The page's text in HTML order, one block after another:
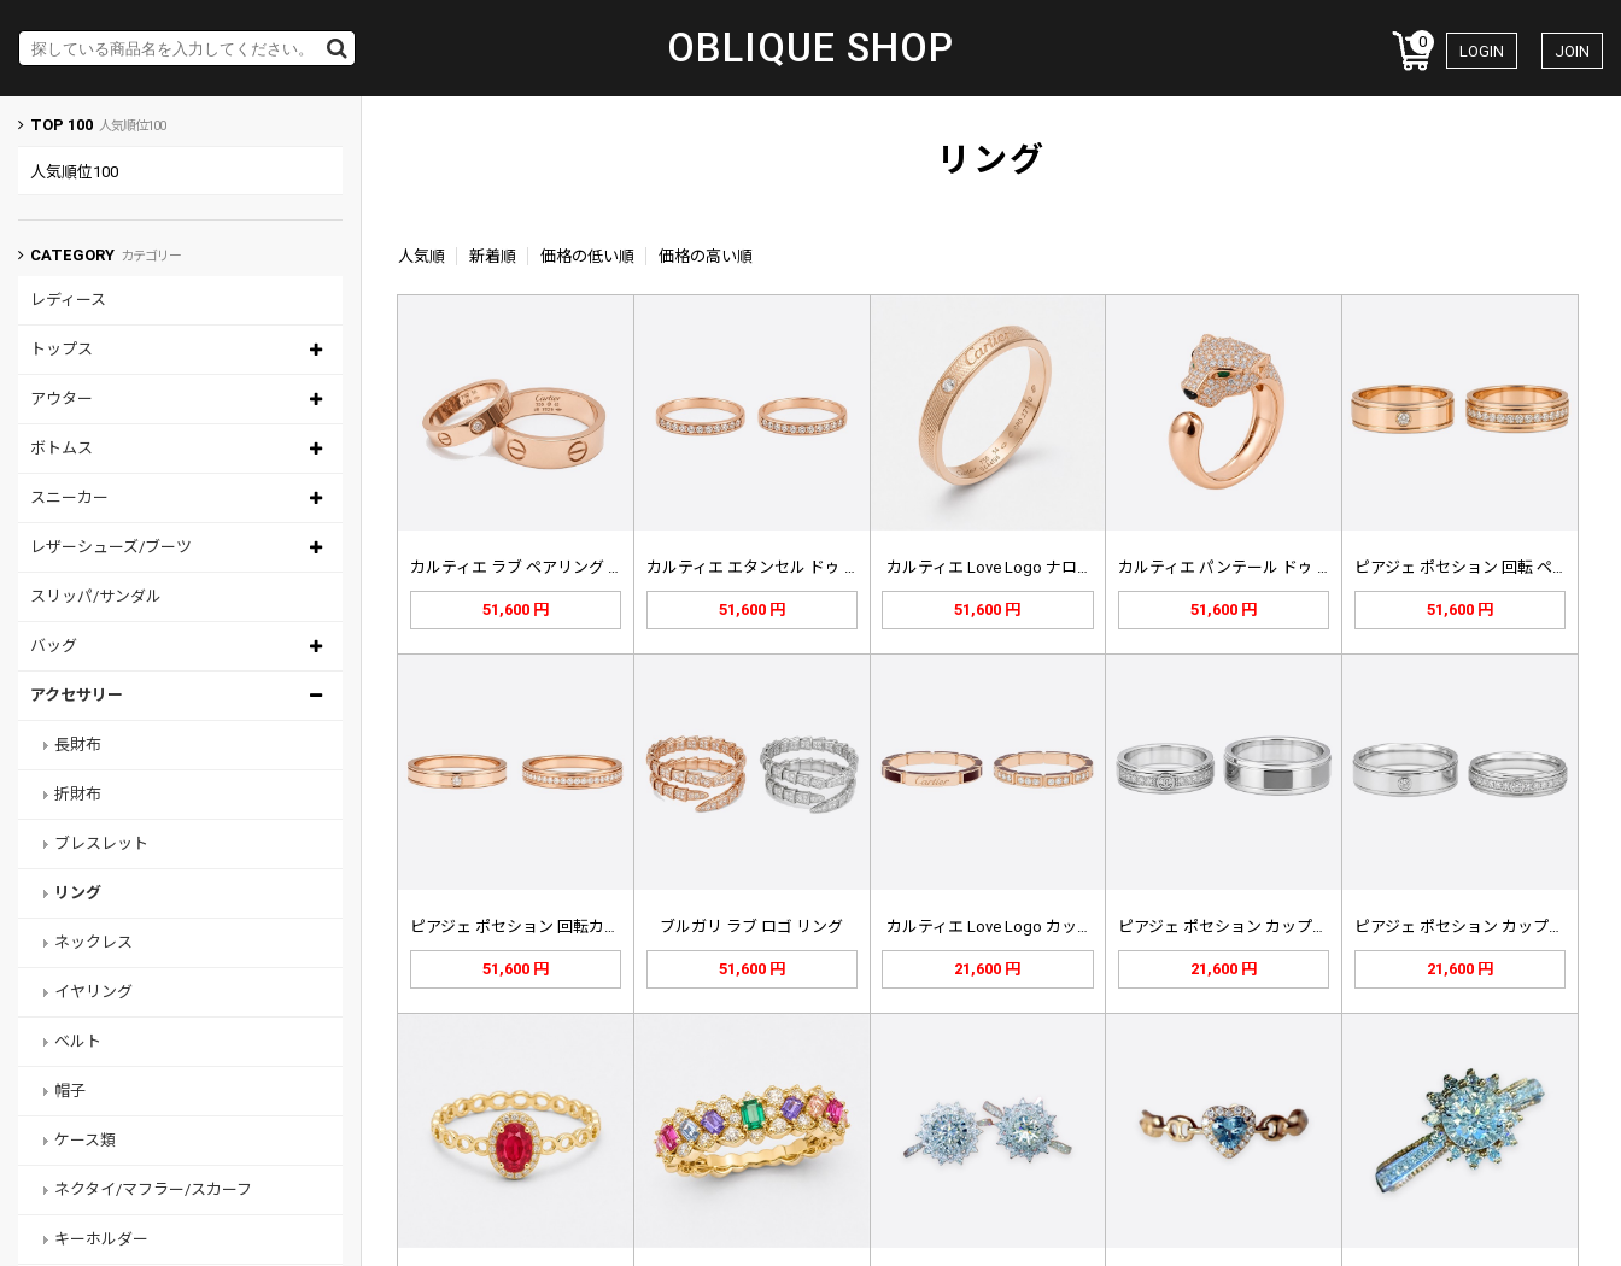
OBLIQUE SHOP 0
LOGIN JOIN
TOP 100 人気順位100
人気順位100
CATEGORY カテゴリー
レディース
トップス
アウター
ボトムス
スニーカー
レザーシューズ/ブーツ
スリッパ/サンダル
バッグ
アクセサリー
長財布
折財布
ブレスレット
リング
ネックレス
イヤリング
ベルト
帽子
ケース類
ネクタイ/マフラー/スカーフ
キーホルダー
リング
人気順 新着順 価格の低い順 価格の高い順
51,600 円 51,600 円
カルティエ Love Logo ナロ…
51,600 円 51,600 円 51,600 円
51,600 円
ブルガリ ラブ ロゴ リング
51,600 円
カルティエ Love Logo カッ…
21,600 円 21,600 円
ピアジェ ポセション カップルリング…
21,600 円